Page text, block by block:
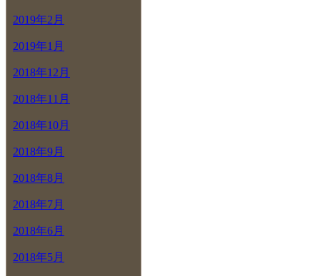
2019年2月
2019年1月
2018年12月
2018年11月
2018年10月
2018年9月
2018年8月
2018年7月
2018年6月
2018年5月